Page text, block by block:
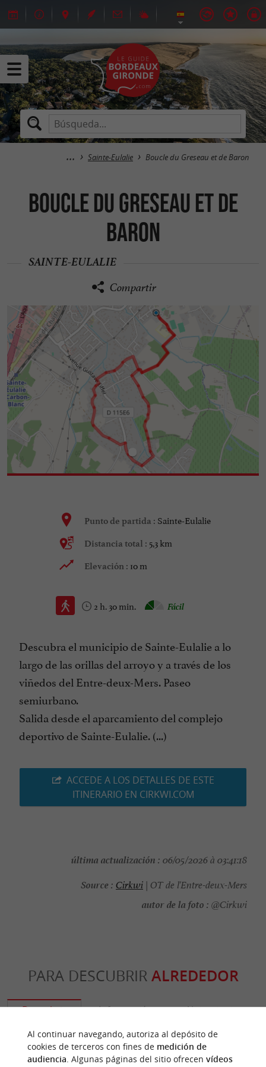
Sainte-Eulalie Boucle du Greseau et de Baron
Boucle du Greseau et de
Baron
SAINTE-EULALIE
Compartir
Punto de partida : Sainte-Eulalie
Distancia total : 5,3 km
Elevación : 10 m
2 h. 30 min. Fácil
Descubra el municipio de Sainte-Eulalie a lo
largo de las orillas del arroyo y a través de los
viñedos del Entre-deux-Mers. Paseo
semiurbano.
Salida desde el aparcamiento del complejo
deportivo de Sainte-Eulalie. (...)
ACCEDE A LOS DETALLES DE ESTE
ITINERARIO EN CIRKWI.COM
última actualización : 06/05/2026 à 03:41:18
Source : Cirkwi | OT de l'Entre-deux-Mers
autor de la foto : @Cirkwi
PARA DESCUBRIR ALREDEDOR
Descubrir Información Alojamiento
Al continuar navegando, autoriza al depósito de
cookies de terceros con fines de medición de
audiencia. Algunas páginas del sitio ofrecen vídeos